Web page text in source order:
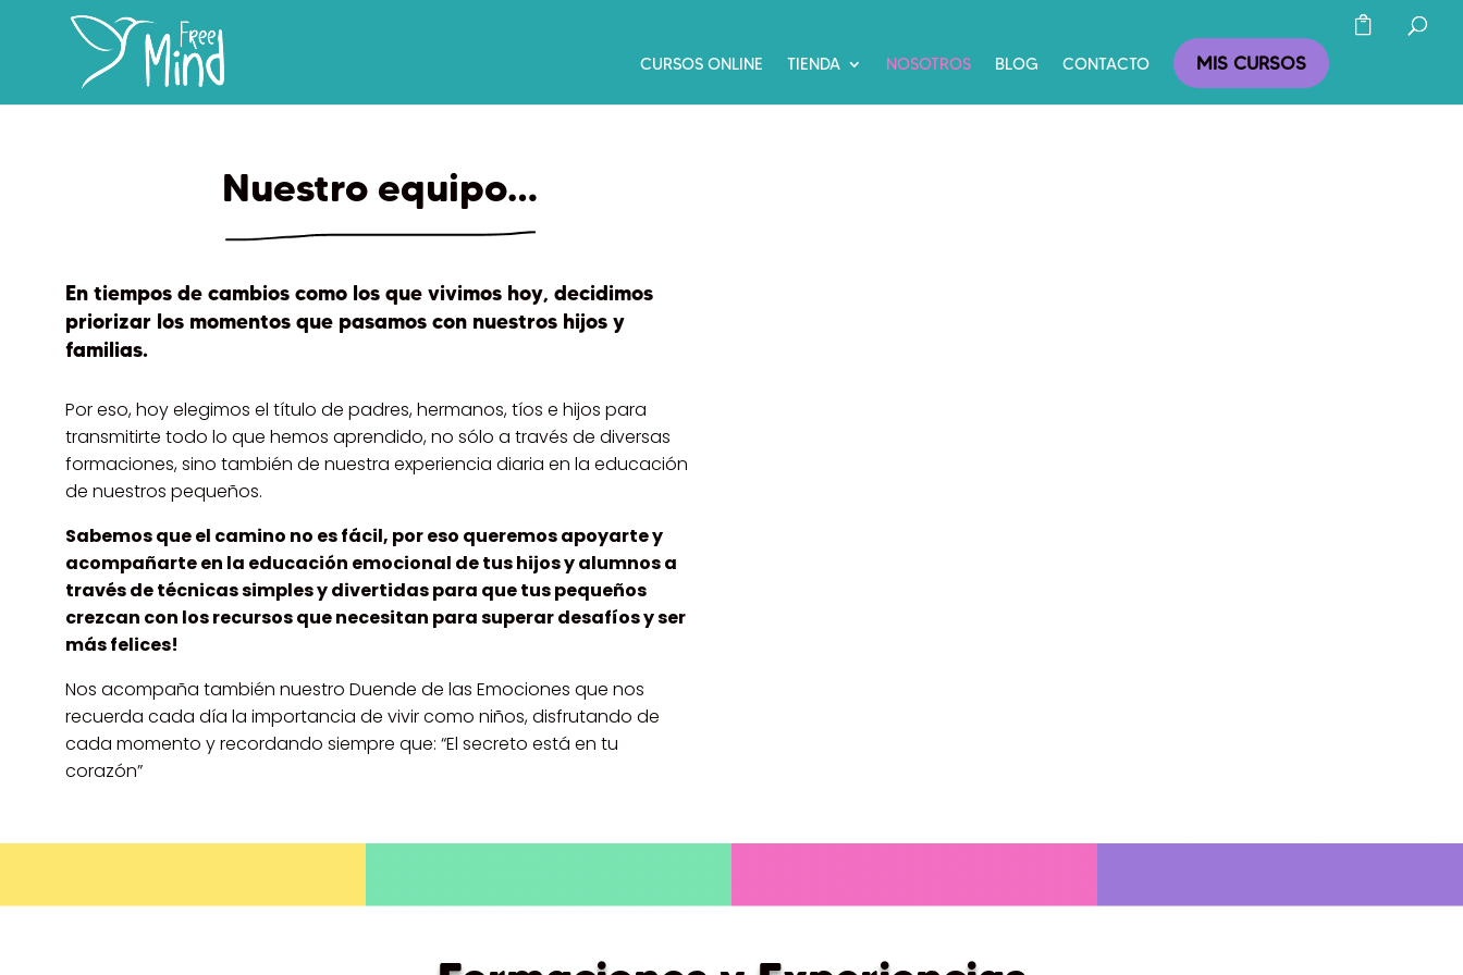
CURSOS ONLINE TIENDA NOSOTROS BLOG CONTACTO MIS CURSOS
Nuestro equipo…
En tiempos de cambios como los que vivimos hoy, decidimos
priorizar los momentos que pasamos con nuestros hijos y
familias.
Por eso, hoy elegimos el título de padres, hermanos, tíos e hijos para
transmitirte todo lo que hemos aprendido, no sólo a través de diversas
formaciones, sino también de nuestra experiencia diaria en la educación
de nuestros pequeños.
Sabemos que el camino no es fácil, por eso queremos apoyarte y
acompañarte en la educación emocional de tus hijos y alumnos a
través de técnicas simples y divertidas para que tus pequeños
crezcan con los recursos que necesitan para superar desafíos y ser
más felices!
Nos acompaña también nuestro Duende de las Emociones que nos
recuerda cada día la importancia de vivir como niños, disfrutando de
cada momento y recordando siempre que: “El secreto está en tu
corazón”